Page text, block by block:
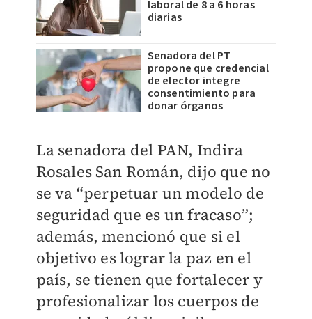
laboral de 8 a 6 horas
diarias
Senadora del PT
propone que credencial
de elector integre
consentimiento para
donar órganos
La senadora del PAN, Indira
Rosales San Román, dijo que no
se va “perpetuar un modelo de
seguridad que es un fracaso”;
además, mencionó que si el
objetivo es lograr la paz en el
país, se tienen que fortalecer y
profesionalizar los cuerpos de